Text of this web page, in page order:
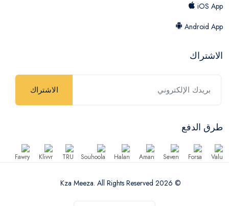
iOS App
Android App
الاشتراك
الاشتراك
طرق الدفع
© 2026 Kza Meeza. All Rights Reserved